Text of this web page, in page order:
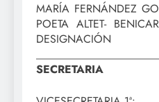
MARÍA FERNÁNDEZ
POETA ALTET-
DESIGNACIÓN
SECRETARIA